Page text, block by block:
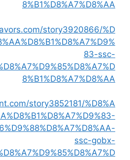
8%B1%D8%A7%D8%AA
story3920866/%D
83-ssc-
8%B1%D8%A7%D8%AA
story3852181/%D8%A
ssc-gobx-